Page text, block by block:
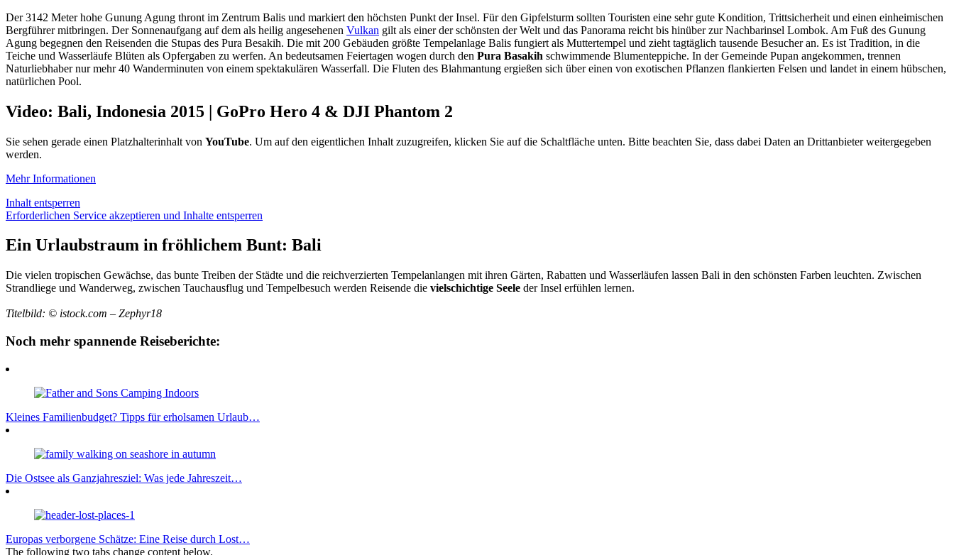
Der 3142 Meter hohe Gunung Agung thront im Zentrum Balis und markiert den höchsten Punkt der Insel. Für den Gipfelsturm sollten Touristen eine sehr gute Kondition, Trittsicherheit und einen einheimischen
Bergführer mitbringen. Der Sonnenaufgang auf dem als heilig angesehenen Vulkan gilt als einer der schönsten der Welt und das Panorama reicht bis hinüber zur Nachbarinsel Lombok. Am Fuß des Gunung
Agung begegnen den Reisenden die Stupas des Pura Besakih. Die mit 200 Gebäuden größte Tempelanlage Balis fungiert als Muttertempel und zieht tagtäglich tausende Besucher an. Es ist Tradition, in die
Teiche und Wasserläufe Blüten als Opfergaben zu werfen. An bedeutsamen Feiertagen wogen durch den Pura Basakih schwimmende Blumenteppiche. In der Gemeinde Pupan angekommen, trennen
Naturliebhaber nur mehr 40 Wanderminuten von einem spektakulären Wasserfall. Die Fluten des Blahmantung ergießen sich über einen von exotischen Pflanzen flankierten Felsen und landet in einem hübschen,
natürlichen Pool.
Video: Bali, Indonesia 2015 | GoPro Hero 4 & DJI Phantom 2
Sie sehen gerade einen Platzhalterinhalt von YouTube. Um auf den eigentlichen Inhalt zuzugreifen, klicken Sie auf die Schaltfläche unten. Bitte beachten Sie, dass dabei Daten an Drittanbieter weitergegeben
werden.
Mehr Informationen
Inhalt entsperren
Erforderlichen Service akzeptieren und Inhalte entsperren
Ein Urlaubstraum in fröhlichem Bunt: Bali
Die vielen tropischen Gewächse, das bunte Treiben der Städte und die reichverzierten Tempelanlangen mit ihren Gärten, Rabatten und Wasserläufen lassen Bali in den schönsten Farben leuchten. Zwischen
Strandliege und Wanderweg, zwischen Tauchausflug und Tempelbesuch werden Reisende die vielschichtige Seele der Insel erfühlen lernen.
Titelbild: © istock.com – Zephyr18
Noch mehr spannende Reiseberichte:
Kleines Familienbudget? Tipps für erholsamen Urlaub…
Die Ostsee als Ganzjahresziel: Was jede Jahreszeit…
Europas verborgene Schätze: Eine Reise durch Lost…
The following two tabs change content below.